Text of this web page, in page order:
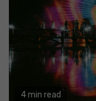
4 min read